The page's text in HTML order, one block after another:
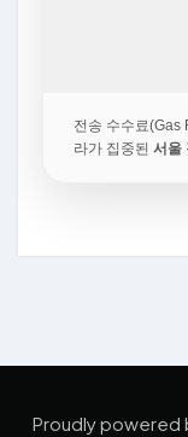
전송 수수료(Gas
라가 집중된 서울
Proudly powered